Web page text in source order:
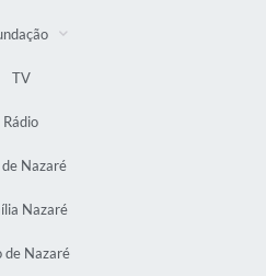
TV
Rádio
de Nazaré
Nazaré
de Nazaré